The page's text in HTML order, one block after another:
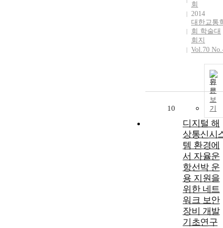
회
2014
대한교통
회 학술대
회지
Vol.70
원
문
보
기
10
디지털 해
상통신시
템 환경에
서 자율운
항선박 운
용 지원을
위한 네트
워크 보안
장비 개발
기초연구